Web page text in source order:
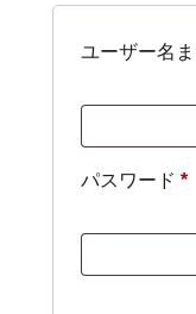
ユーザー名
パスワード*